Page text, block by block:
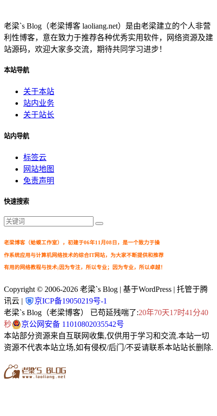
老梁`s Blog（老梁博客 laoliang.net）是由老梁建立的个人非营
利性博客，意在致力于推荐各种优秀实用软件，网络资源及建
站源码，欢迎大家多交流，期待共同学习进步！
本站导航
关于本站
站内业务
关于站长
站内导航
标签云
网站地图
免责声明
快速搜索
老梁博客（蛤蟆工作室），初建于06年11月08日，是一个致力于操
作系统应用与计算机网络技术的综合IT网站，为大家不断提供和推荐
有用的网络教程与技术;因为专注，所以专业；因为专业，所以卓越！
Copyright © 2006-2026 老梁`s Blog | 基于WordPress | 托管于腾
讯云 |
京ICP备19050219号-1
老梁`s Blog（老梁博客） 已苟延残喘了:20年70天17时41分40
秒
京公网安备 11010802035542号
本站部分资源来自互联网收集,仅供用于学习和交流.本站一切
资源不代表本站立场,如有侵权/后门/不妥请联系本站站长删除.